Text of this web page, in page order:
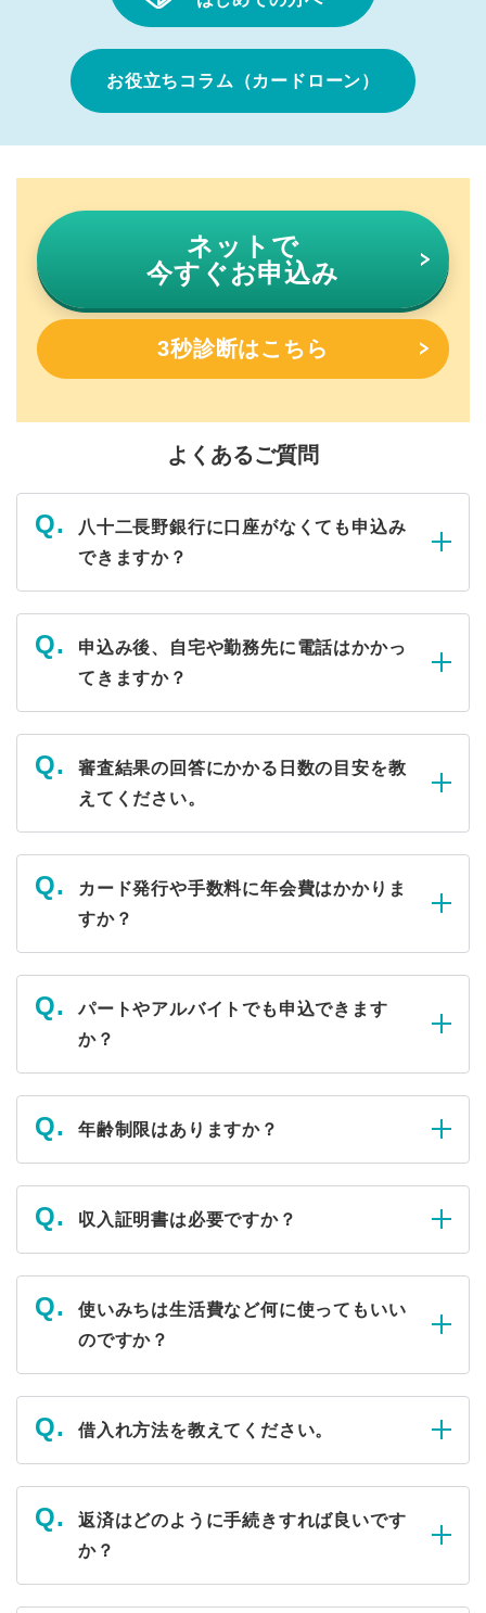
お役立ちコラム（カードローン）
ネットで
今すぐお申込み
3秒診断はこちら
よくあるご質問
八十二長野銀行に口座がなくても申込み
できますか？
申込み後、自宅や勤務先に電話はかかっ
てきますか？
審査結果の回答にかかる日数の目安を教
えてください。
カード発行や手数料に年会費はかかりま
すか？
パートやアルバイトでも申込できます
か？
年齢制限はありますか？
収入証明書は必要ですか？
使いみちは生活費など何に使ってもいい
のですか？
借入れ方法を教えてください。
返済はどのように手続きすれば良いです
か？